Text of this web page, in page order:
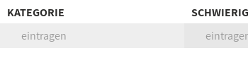
KATEGORIE
eintragen